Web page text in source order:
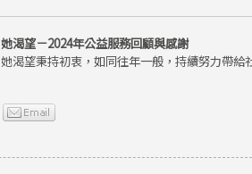
她渴望－2024年公益服務回顧與感謝
她渴望秉持初衷，如同往年一般，持續努力帶